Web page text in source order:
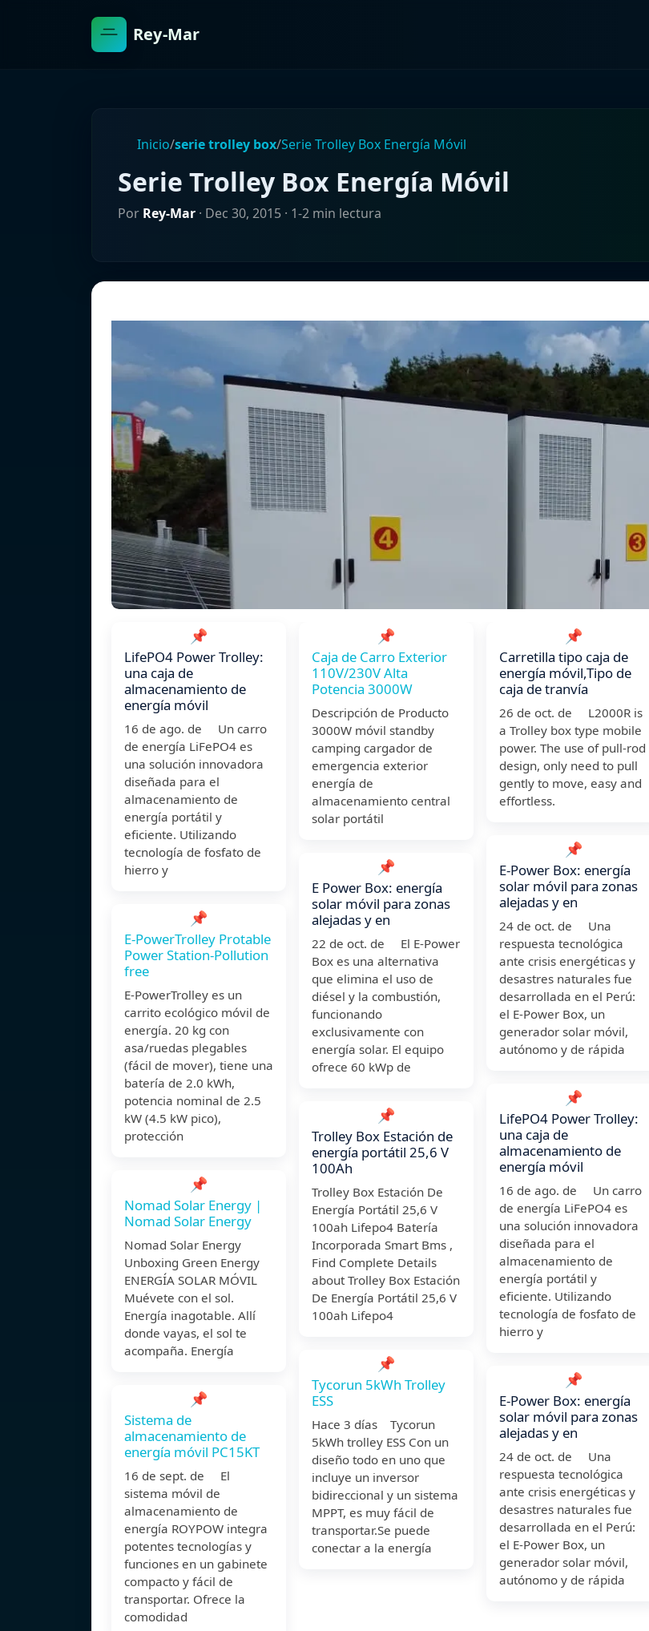
Rey-Mar
Inicio/serie trolley box/Serie Trolley Box Energía Móvil
Serie Trolley Box Energía Móvil
Por Rey-Mar · Dec 30, 2015 · 1-2 min lectura
📌
LifePO4 Power Trolley:
una caja de
almacenamiento de
energía móvil
16 de ago. de Un carro
de energía LiFePO4 es
una solución innovadora
diseñada para el
almacenamiento de
energía portátil y
eficiente. Utilizando
tecnología de fosfato de
hierro y
📌
E-PowerTrolley Protable
Power Station-Pollution
free
E-PowerTrolley es un
carrito ecológico móvil de
energía. 20 kg con
asa/ruedas plegables
(fácil de mover), tiene una
batería de 2.0 kWh,
potencia nominal de 2.5
kW (4.5 kW pico),
protección
📌
Nomad Solar Energy |
Nomad Solar Energy
Nomad Solar Energy
Unboxing Green Energy
ENERGÍA SOLAR MÓVIL
Muévete con el sol.
Energía inagotable. Allí
donde vayas, el sol te
acompaña. Energía
📌
Sistema de
almacenamiento de
energía móvil PC15KT
16 de sept. de El
sistema móvil de
almacenamiento de
energía ROYPOW integra
potentes tecnologías y
funciones en un gabinete
compacto y fácil de
transportar. Ofrece la
comodidad
📌
Caja de Carro Exterior
110V/230V Alta
Potencia 3000W
Descripción de Producto
3000W móvil standby
camping cargador de
emergencia exterior
energía de
almacenamiento central
solar portátil
📌
E Power Box: energía
solar móvil para zonas
alejadas y en
22 de oct. de El E-Power
Box es una alternativa
que elimina el uso de
diésel y la combustión,
funcionando
exclusivamente con
energía solar. El equipo
ofrece 60 kWp de
📌
Trolley Box Estación de
energía portátil 25,6 V
100Ah
Trolley Box Estación De
Energía Portátil 25,6 V
100ah Lifepo4 Batería
Incorporada Smart Bms ,
Find Complete Details
about Trolley Box Estación
De Energía Portátil 25,6 V
100ah Lifepo4
📌
Tycorun 5kWh Trolley
ESS
Hace 3 días Tycorun
5kWh trolley ESS Con un
diseño todo en uno que
incluye un inversor
bidireccional y un sistema
MPPT, es muy fácil de
transportar.Se puede
conectar a la energía
📌
Carretilla tipo caja de
energía móvil,Tipo de
caja de tranvía
26 de oct. de L2000R is
a Trolley box type mobile
power. The use of pull-rod
design, only need to pull
gently to move, easy and
effortless.
📌
E-Power Box: energía
solar móvil para zonas
alejadas y en
24 de oct. de Una
respuesta tecnológica
ante crisis energéticas y
desastres naturales fue
desarrollada en el Perú:
el E-Power Box, un
generador solar móvil,
autónomo y de rápida
📌
LifePO4 Power Trolley:
una caja de
almacenamiento de
energía móvil
16 de ago. de Un carro
de energía LiFePO4 es
una solución innovadora
diseñada para el
almacenamiento de
energía portátil y
eficiente. Utilizando
tecnología de fosfato de
hierro y
📌
E-Power Box: energía
solar móvil para zonas
alejadas y en
24 de oct. de Una
respuesta tecnológica
ante crisis energéticas y
desastres naturales fue
desarrollada en el Perú:
el E-Power Box, un
generador solar móvil,
autónomo y de rápida